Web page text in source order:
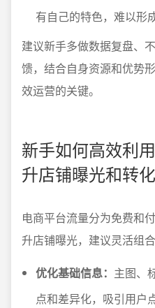
有自己的特色，难以形
建议新手多做数据复盘、
馈，结合自身资源和优势
效运营的关键。
新手如何高效利
升店铺曝光和转化
电商平台流量分为免费和
升店铺曝光，建议灵活组合
优化基础信息： 主图、
点和差异化，吸引用户